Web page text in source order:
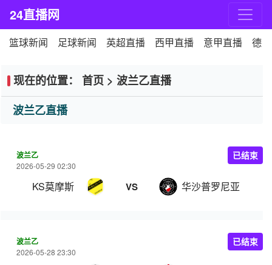
24直播网
篮球新闻 足球新闻 英超直播 西甲直播 意甲直播 德
现在的位置： 首页 > 波兰乙直播
波兰乙直播
波兰乙
2026-05-29 02:30
KS莫摩斯 VS 华沙普罗尼亚
已结束
波兰乙
2026-05-28 23:30
已结束